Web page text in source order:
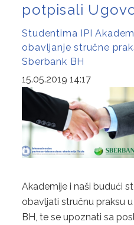
potpisali
Studentima IPI
obavljanje stručne
Sberbank BH
15.05.2019 14:17
Akademije i naši budući
obavljati stručnu praksu
BH, te se upoznati sa